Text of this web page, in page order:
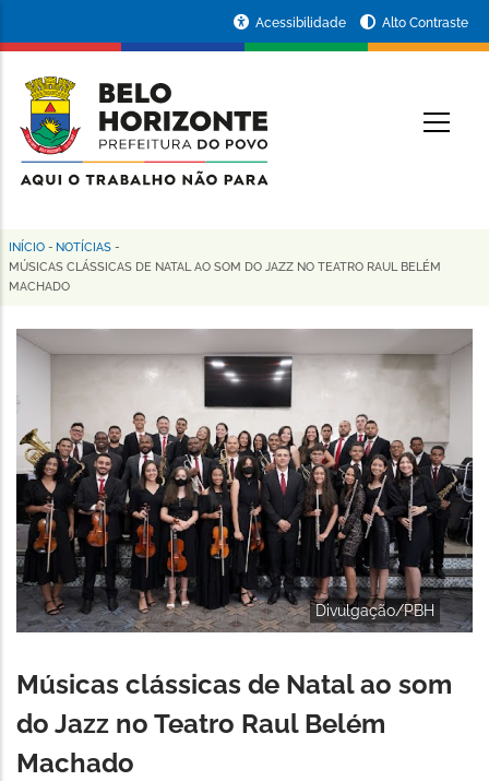
conteúdo
principal
da
Prefeitura
de
Horizonte
Acessibilidade Alto Contraste
Trilha
de
navegação
INÍCIO - NOTÍCIAS -
MÚSICAS CLÁSSICAS DE NATAL AO SOM DO JAZZ NO TEATRO RAUL BELÉM
MACHADO
Divulgação/PBH
Músicas clássicas de Natal ao som
do Jazz no Teatro Raul Belém
Machado